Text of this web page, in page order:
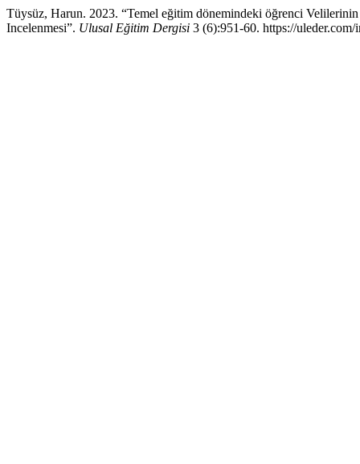
Tüysüz, Harun. 2023. “Temel eğitim dönemindeki öğrenci
Incelenmesi”. Ulusal Eğitim Dergisi 3 (6):951-60. https://